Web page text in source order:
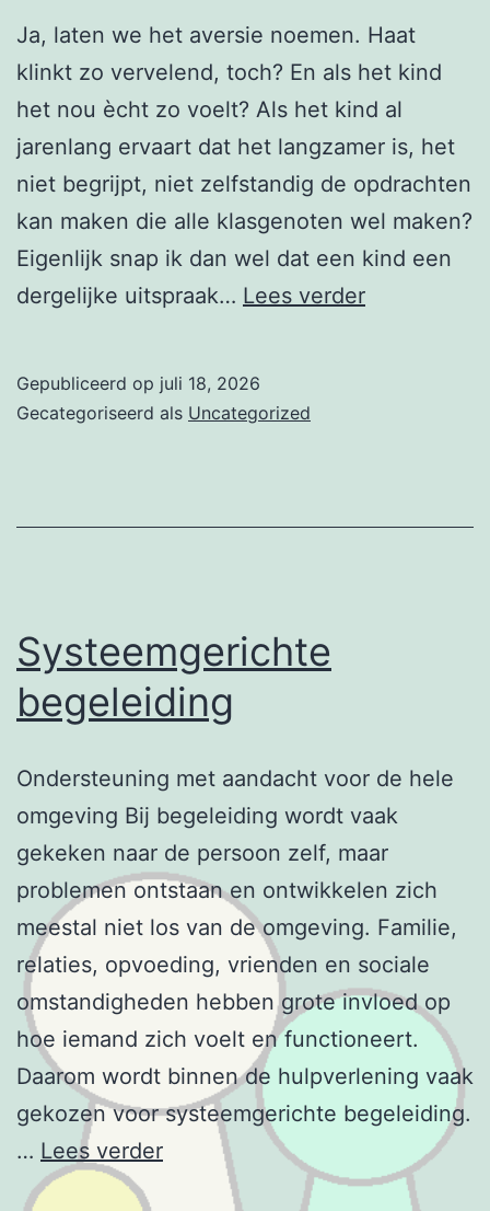
Ja, laten we het aversie noemen. Haat
klinkt zo vervelend, toch? En als het kind
het nou ècht zo voelt? Als het kind al
jarenlang ervaart dat het langzamer is, het
niet begrijpt, niet zelfstandig de opdrachten
kan maken die alle klasgenoten wel maken?
Eigenlijk snap ik dan wel dat een kind een
dergelijke uitspraak… Lees verder
Gepubliceerd op juli 18, 2026
Gecategoriseerd als Uncategorized
Systeemgerichte
begeleiding
Ondersteuning met aandacht voor de hele
omgeving Bij begeleiding wordt vaak
gekeken naar de persoon zelf, maar
problemen ontstaan en ontwikkelen zich
meestal niet los van de omgeving. Familie,
relaties, opvoeding, vrienden en sociale
omstandigheden hebben grote invloed op
hoe iemand zich voelt en functioneert.
Daarom wordt binnen de hulpverlening vaak
gekozen voor systeemgerichte begeleiding.
… Lees verderSysteemgerichte
begeleiding